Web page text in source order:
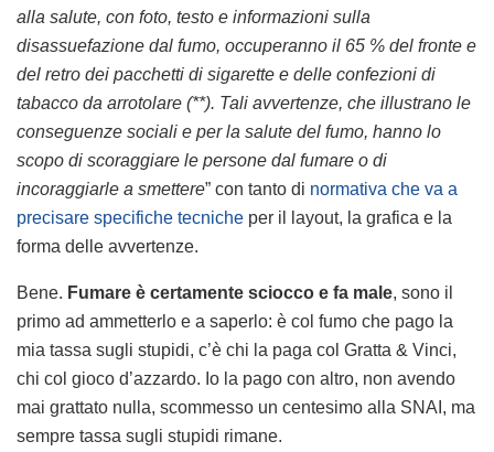
alla salute, con foto, testo e informazioni sulla
disassuefazione dal fumo, occuperanno il 65 % del fronte e
del retro dei pacchetti di sigarette e delle confezioni di
tabacco da arrotolare (**). Tali avvertenze, che illustrano le
conseguenze sociali e per la salute del fumo, hanno lo
scopo di scoraggiare le persone dal fumare o di
incoraggiarle a smettere” con tanto di normativa che va a
precisare specifiche tecniche per il layout, la grafica e la
forma delle avvertenze.
Bene. Fumare è certamente sciocco e fa male, sono il
primo ad ammetterlo e a saperlo: è col fumo che pago la
mia tassa sugli stupidi, c’è chi la paga col Gratta & Vinci,
chi col gioco d’azzardo. Io la pago con altro, non avendo
mai grattato nulla, scommesso un centesimo alla SNAI, ma
sempre tassa sugli stupidi rimane.